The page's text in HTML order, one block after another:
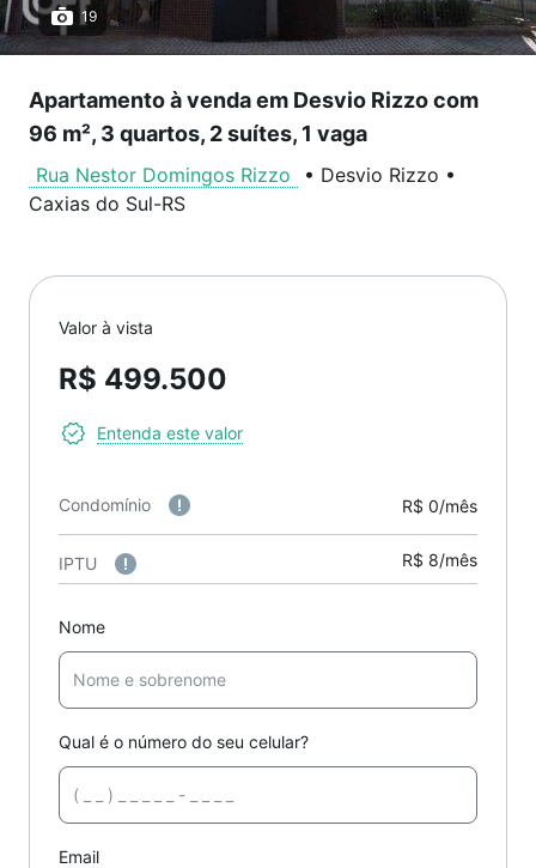
19
Apartamento à venda em Desvio Rizzo com
96 m², 3 quartos, 2 suítes, 1 vaga
Rua Nestor Domingos Rizzo • Desvio Rizzo •
Caxias do Sul-RS
Valor à vista
R$ 499.500
Entenda este valor
Condomínio R$ 0/mês
IPTU R$ 8/mês
Nome
Qual é o número do seu celular?
Email